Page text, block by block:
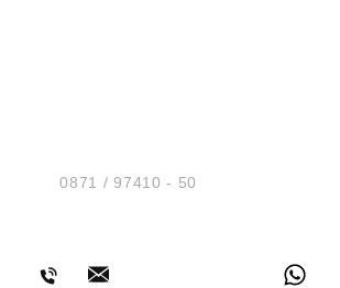
Tel.:0871 / 97410 - 50